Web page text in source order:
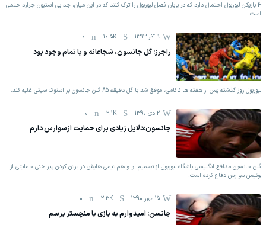
4 بازیکن لیورپول احتمال دارد که در پایان فصل لیورپول را ترک کنند که در این میان، جدایی استیون جرارد حتمی
است.
9 آذر 1393 10.5K
0
راجرز: گل جانسون، شجاعانه و با تمام وجود بود
لیورپول روز گذشته پس از هفته ها ناکامی، موفق شد با گل دقیقه 85 گلن جانسون بر استوک سیتی غلبه کند.
2 دی 1390 2.1K
0
جانسون:دلایل زیادی برای حمایت از‌سوارس دارم
گلن جانسون مدافع انگلیسی باشگاه لیورپول از تصمیم او و هم تیمی هایش در برتن کردن پیراهنی حمایتی از
لوئیس سوارس دفاع کرده است.
15 مهر 1390 2.3K
0
جانسن: امیدوارم به بازی با منچستر برسم